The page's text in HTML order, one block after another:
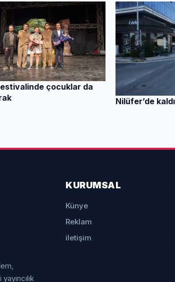
çocuklar da
Nilüfer’de
KURUMSAL
Künye
Reklam
iletişim